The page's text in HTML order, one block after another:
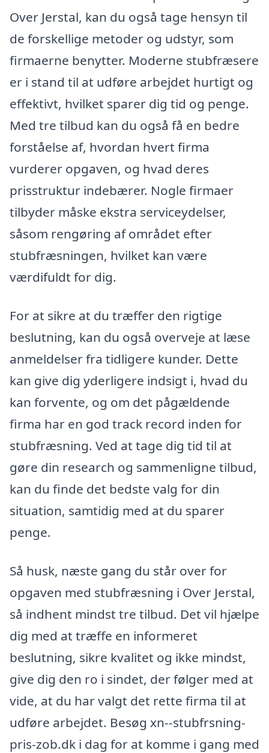
Over Jerstal, kan du også tage hensyn til
de forskellige metoder og udstyr, som
firmaerne benytter. Moderne stubfræsere
er i stand til at udføre arbejdet hurtigt og
effektivt, hvilket sparer dig tid og penge.
Med tre tilbud kan du også få en bedre
forståelse af, hvordan hvert firma
vurderer opgaven, og hvad deres
prisstruktur indebærer. Nogle firmaer
tilbyder måske ekstra serviceydelser,
såsom rengøring af området efter
stubfræsningen, hvilket kan være
værdifuldt for dig.
For at sikre at du træffer den rigtige
beslutning, kan du også overveje at læse
anmeldelser fra tidligere kunder. Dette
kan give dig yderligere indsigt i, hvad du
kan forvente, og om det pågældende
firma har en god track record inden for
stubfræsning. Ved at tage dig tid til at
gøre din research og sammenligne tilbud,
kan du finde det bedste valg for din
situation, samtidig med at du sparer
penge.
Så husk, næste gang du står over for
opgaven med stubfræsning i Over Jerstal,
så indhent mindst tre tilbud. Det vil hjælpe
dig med at træffe en informeret
beslutning, sikre kvalitet og ikke mindst,
give dig den ro i sindet, der følger med at
vide, at du har valgt det rette firma til at
udføre arbejdet. Besøg xn--stubfrsning-
pris-zob.dk i dag for at komme i gang med